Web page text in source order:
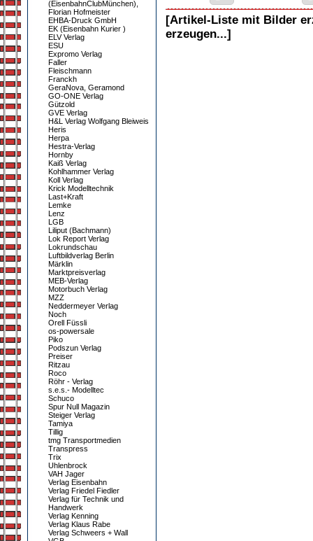
(EisenbahnClubMünchen),
Florian Hofmeister
EHBA-Druck GmbH
EK (Eisenbahn Kurier )
ELV Verlag
ESU
Expromo Verlag
Faller
Fleischmann
Franckh
GeraNova, Geramond
GO-ONE Verlag
Gützold
GVE Verlag
H&L Verlag Wolfgang Bleiweis
Heris
Herpa
Hestra-Verlag
Hornby
Kaiß Verlag
Kohlhammer Verlag
Koll Verlag
Krick Modelltechnik
Last+Kraft
Lemke
Lenz
LGB
Liliput (Bachmann)
Lok Report Verlag
Lokrundschau
Luftbildverlag Berlin
Märklin
Marktpreisverlag
MEB-Verlag
Motorbuch Verlag
MZZ
Neddermeyer Verlag
Noch
Orell Füssli
os-powersale
Piko
Podszun Verlag
Preiser
Ritzau
Roco
Röhr - Verlag
s.e.s.- Modelltec
Schuco
Spur Null Magazin
Steiger Verlag
Tamiya
Tillig
tmg Transportmedien
Transpress
Trix
Uhlenbrock
VAH Jager
Verlag Eisenbahn
Verlag Friedel Fiedler
Verlag für Technik und
Handwerk
Verlag Kenning
Verlag Klaus Rabe
Verlag Schweers + Wall
[Artikel-Liste mit Bilder
erzeugen...]